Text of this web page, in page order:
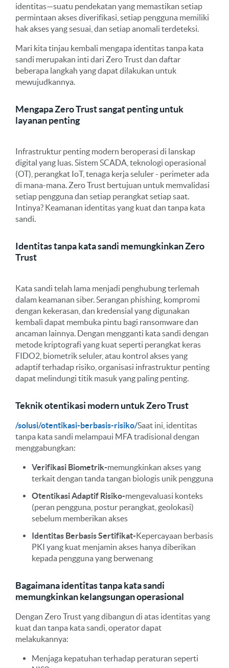
identitas—suatu pendekatan yang memastikan setiap
permintaan akses diverifikasi, setiap pengguna memiliki
hak akses yang sesuai, dan setiap anomali terdeteksi.
Mari kita tinjau kembali mengapa identitas tanpa kata
sandi merupakan inti dari Zero Trust dan daftar
beberapa langkah yang dapat dilakukan untuk
mewujudkannya.
Mengapa Zero Trust sangat penting untuk
layanan penting
Infrastruktur penting modern beroperasi di lanskap
digital yang luas. Sistem SCADA, teknologi operasional
(OT), perangkat IoT, tenaga kerja seluler - perimeter ada
di mana-mana. Zero Trust bertujuan untuk memvalidasi
setiap pengguna dan setiap perangkat setiap saat.
Intinya? Keamanan identitas yang kuat dan tanpa kata
sandi.
Identitas tanpa kata sandi memungkinkan Zero
Trust
Kata sandi telah lama menjadi penghubung terlemah
dalam keamanan siber. Serangan phishing, kompromi
dengan kekerasan, dan kredensial yang digunakan
kembali dapat membuka pintu bagi ransomware dan
ancaman lainnya. Dengan mengganti kata sandi dengan
metode kriptografi yang kuat seperti perangkat keras
FIDO2, biometrik seluler, atau kontrol akses yang
adaptif terhadap risiko, organisasi infrastruktur penting
dapat melindungi titik masuk yang paling penting.
Teknik otentikasi modern untuk Zero Trust
/solusi/otentikasi-berbasis-risiko/Saat ini, identitas
tanpa kata sandi melampaui MFA tradisional dengan
menggabungkan:
Verifikasi Biometrik-memungkinkan akses yang
terkait dengan tanda tangan biologis unik pengguna
Otentikasi Adaptif Risiko-mengevaluasi konteks
(peran pengguna, postur perangkat, geolokasi)
sebelum memberikan akses
Identitas Berbasis Sertifikat-Kepercayaan berbasis
PKI yang kuat menjamin akses hanya diberikan
kepada pengguna yang berwenang
Bagaimana identitas tanpa kata sandi
memungkinkan kelangsungan operasional
Dengan Zero Trust yang dibangun di atas identitas yang
kuat dan tanpa kata sandi, operator dapat
melakukannya:
Menjaga kepatuhan terhadap peraturan seperti